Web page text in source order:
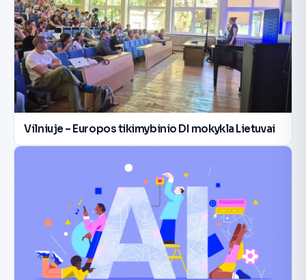
Vilniuje – Europos tikimybinio DI mokykla Lietuvai